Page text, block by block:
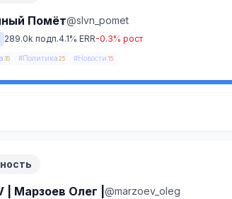
Помёт@slvn_pomet
289.0k подп.4.1% ERR-0.3% рост
35 #Политика 25 #Новости 15
| Марзоев Олег | @marzoev_oleg